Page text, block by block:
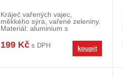
Kráječ vařených vajec,
měkkého sýra, vařené zeleniny.
Materiál: aluminium s
199 Kč s DPH koupit